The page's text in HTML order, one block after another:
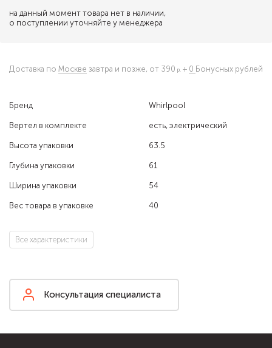
Бренд Whirlpool
Вертел в комплекте есть, электрический
Высота упаковки 63.5
Глубина упаковки 61
Ширина упаковки 54
Вес товара в упаковке 40
Все характеристики
Консультация специалиста
на данный момент товара нет в наличии,
о поступлении уточняйте у менеджера
Доставка по Москве завтра и позже, от 390 + 0 Бонусных рублей